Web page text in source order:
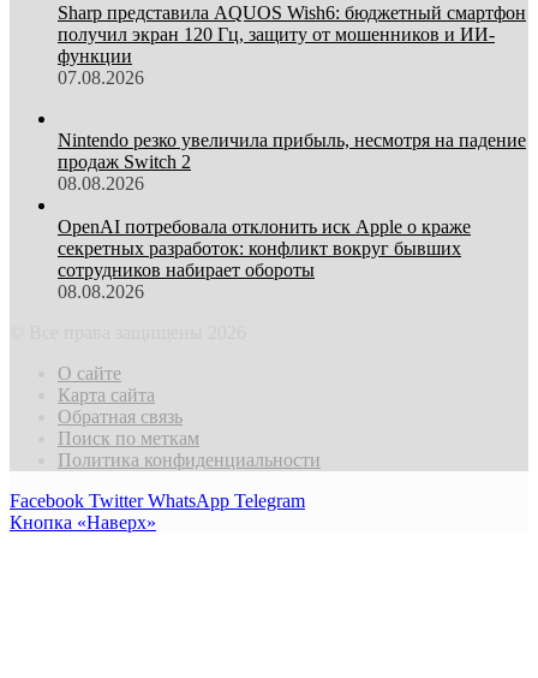
Sharp представила AQUOS Wish6: бюджетный смартфон
получил экран 120 Гц, защиту от мошенников и ИИ-
функции
07.08.2026
Nintendo резко увеличила прибыль, несмотря на падение
продаж Switch 2
08.08.2026
OpenAI потребовала отклонить иск Apple о краже
секретных разработок: конфликт вокруг бывших
сотрудников набирает обороты
08.08.2026
О сайте
Карта сайта
Обратная связь
Поиск по меткам
Политика конфиденциальности
Facebook Twitter WhatsApp Telegram
Кнопка «Наверх»